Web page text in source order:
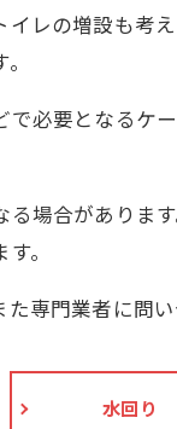
レの増設も考
必要となるケ
場合がありま
。
専門業者に問
水回り